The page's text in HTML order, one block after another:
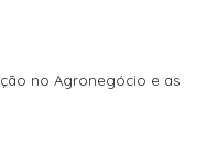
no Agronegócio e as